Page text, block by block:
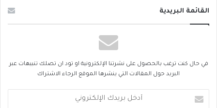
القائمة البريدية
في حال كنت ترغب بالحصول على نشرتنا الإلكترونية او تود ان تصلك تنبيهات عبر
البريد حول المقالات التي ينشرها الموقع الرجاء الاشتراك
بريدك